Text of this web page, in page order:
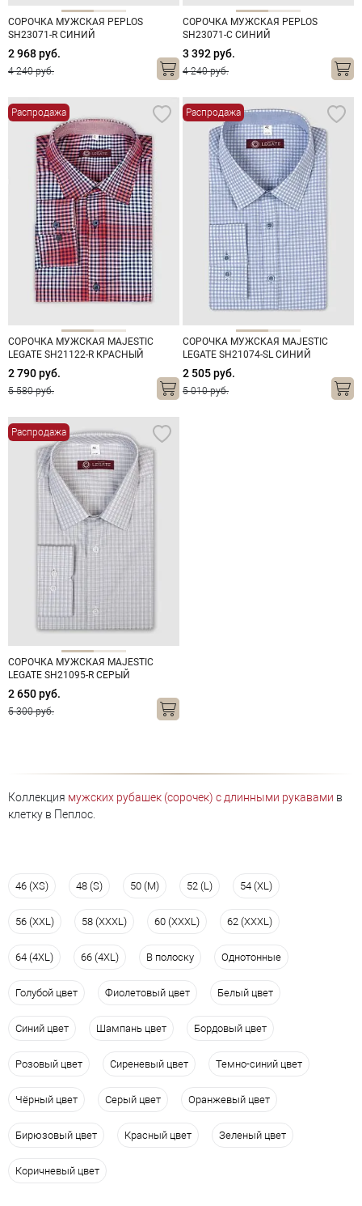
СОРОЧКА МУЖСКАЯ PEPLOS
SH23071-R СИНИЙ
2 968 руб.
4 240 руб.
СОРОЧКА МУЖСКАЯ PEPLOS
SH23071-C СИНИЙ
3 392 руб.
4 240 руб.
Распродажа
СОРОЧКА МУЖСКАЯ MAJESTIC
LEGATE SH21122-R КРАСНЫЙ
2 790 руб.
5 580 руб.
Распродажа
СОРОЧКА МУЖСКАЯ MAJESTIC
LEGATE SH21074-SL СИНИЙ
2 505 руб.
5 010 руб.
Распродажа
СОРОЧКА МУЖСКАЯ MAJESTIC
LEGATE SH21095-R СЕРЫЙ
2 650 руб.
5 300 руб.
Коллекция мужских рубашек (сорочек) с длинными рукавами в
клетку в Пеплос.
46 (XS) 48 (S) 50 (M) 52 (L) 54 (XL)
56 (XXL) 58 (XXXL) 60 (XXXL) 62 (XXXL)
64 (4XL) 66 (4XL) В полоску Однотонные
Голубой цвет Фиолетовый цвет Белый цвет
Синий цвет Шампань цвет Бордовый цвет
Розовый цвет Сиреневый цвет Темно-синий цвет
Чёрный цвет Серый цвет Оранжевый цвет
Бирюзовый цвет Красный цвет Зеленый цвет
Коричневый цвет